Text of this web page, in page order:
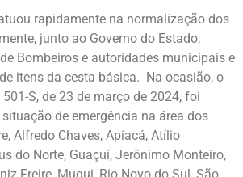
rapidamente na normalização dos
junto ao Governo do Estado,
Bombeiros e autoridades municipais e
itens da cesta básica. Na ocasião, o
S, de 23 de março de 2024, foi
de emergência na área dos
Alfredo Chaves, Apiacá, Atílio
do Norte, Guaçuí, Jerônimo Monteiro,